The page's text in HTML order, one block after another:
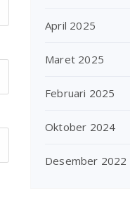
April 2025
Maret 2025
Februari 2025
Oktober 2024
Desember 2022